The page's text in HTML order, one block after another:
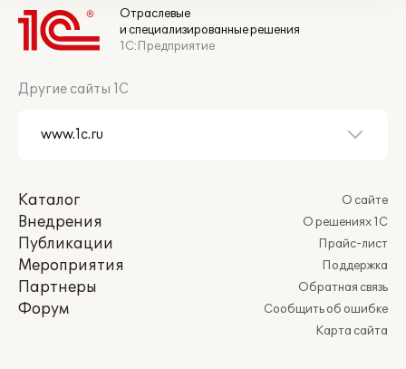
Отраслевые
и специализированные решения
1С:Предприятие
Другие сайты 1С
Каталог
Внедрения
Публикации
Мероприятия
Партнеры
Форум
О сайте
О решениях 1С
Прайс-лист
Поддержка
Обратная связь
Сообщить об ошибке
Карта сайта